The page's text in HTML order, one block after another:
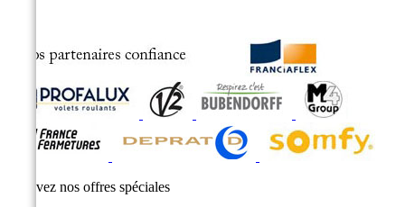
Recevez nos offres spéciales